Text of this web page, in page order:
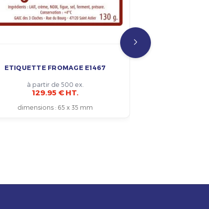
ETIQUETTE FROMAGE E1467
à partir de 500 ex.
129.95 € HT.
dimensions : 65 x 35 mm